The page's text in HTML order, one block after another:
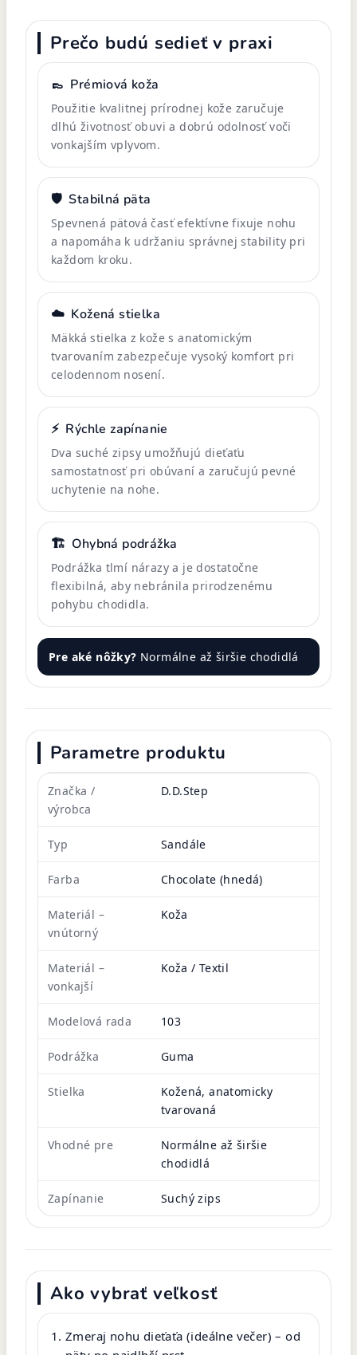
Prečo budú sedieť v praxi
👞 Prémiová koža
Použitie kvalitnej prírodnej kože zaručuje
dlhú životnosť obuvi a dobrú odolnosť voči
vonkajším vplyvom.
🛡️ Stabilná päta
Spevnená pätová časť efektívne fixuje nohu
a napomáha k udržaniu správnej stability pri
každom kroku.
☁️ Kožená stielka
Mäkká stielka z kože s anatomickým
tvarovaním zabezpečuje vysoký komfort pri
celodennom nosení.
⚡ Rýchle zapínanie
Dva suché zipsy umožňujú dieťaťu
samostatnosť pri obúvaní a zaručujú pevné
uchytenie na nohe.
🏗️ Ohybná podrážka
Podrážka tlmí nárazy a je dostatočne
flexibilná, aby nebránila prirodzenému
pohybu chodidla.
Pre aké nôžky? Normálne až širšie chodidlá
Parametre produktu
Značka /
výrobca
D.D.Step
Typ Sandále
Farba Chocolate (hnedá)
Materiál –
vnútorný
Koža
Materiál –
vonkajší
Koža / Textil
Modelová rada 103
Podrážka Guma
Stielka
Kožená, anatomicky
tvarovaná
Vhodné pre
Normálne až širšie
chodidlá
Zapínanie Suchý zips
Ako vybrať veľkosť
Zmeraj nohu dieťaťa (ideálne večer) – od